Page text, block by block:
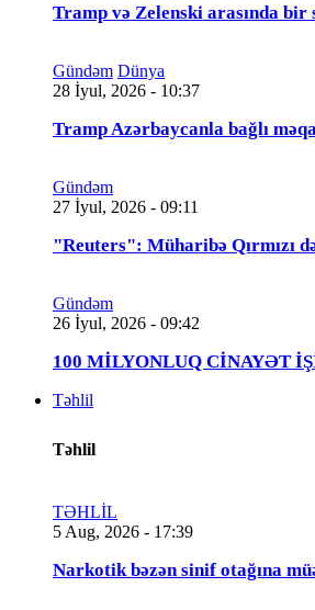
Tramp və Zelenski arasında
Gündəm Dünya
28 İyul, 2026 - 10:37
Tramp Azərbaycanla bağlı
Gündəm
27 İyul, 2026 - 09:11
"Reuters": Müharibə Qırmızı
Gündəm
26 İyul, 2026 - 09:42
100 MİLYONLUQ CİNAYƏT
Təhlil
Təhlil
TƏHLİL
5 Aug, 2026 - 17:39
Narkotik bəzən sinif otağına